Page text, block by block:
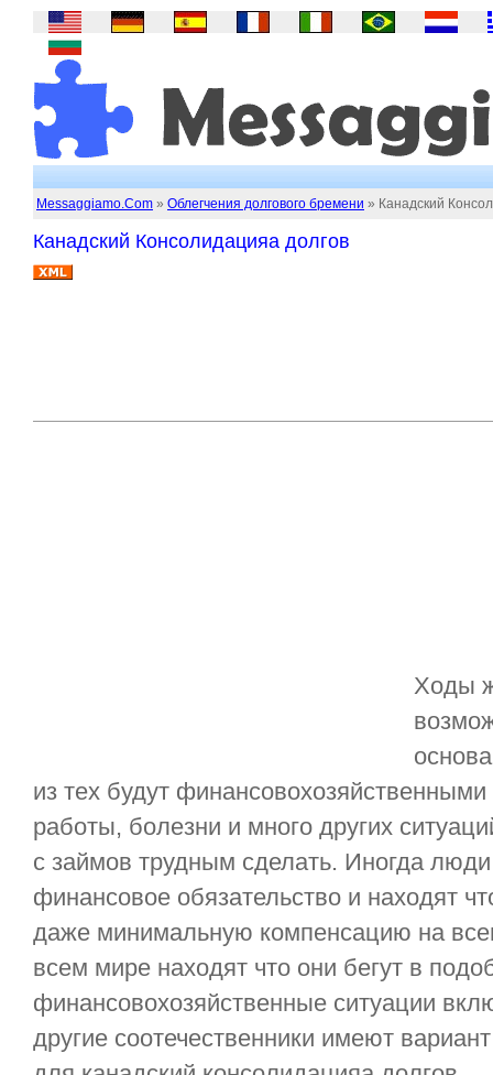
Messaggiamo.Com » Облегчения долгового бремени » Канадский
Канадский Консолидацияа долгов
Ходы
из тех будут
работы, болезни и много других
с займов трудным сделать. Иногда
финансовое обязательство и находят
даже минимальную компенсацию на
всем мире находят что они бегут в
финансовохозяйственные ситуации
другие соотечественники имеют